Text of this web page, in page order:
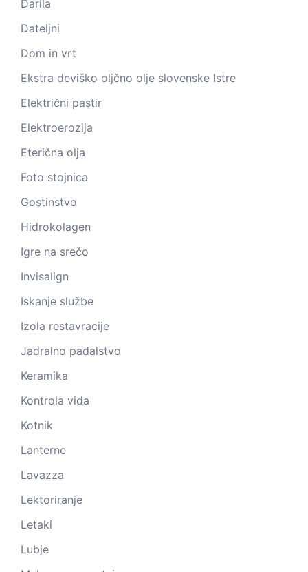
Darila
Dateljni
Dom in vrt
Ekstra deviško oljčno olje slovenske Istre
Električni pastir
Elektroerozija
Eterična olja
Foto stojnica
Gostinstvo
Hidrokolagen
Igre na srečo
Invisalign
Iskanje službe
Izola restavracije
Jadralno padalstvo
Keramika
Kontrola vida
Kotnik
Lanterne
Lavazza
Lektoriranje
Letaki
Lubje